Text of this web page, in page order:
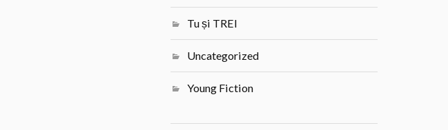
Tu și TREI
Uncategorized
Young Fiction